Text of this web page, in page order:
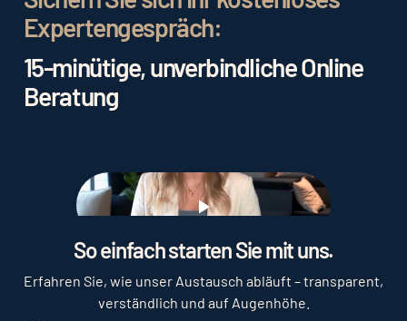
Expertengespräch:
15-minütige, unverbindliche Online
Beratung
Play
So einfach starten Sie mit uns.
Erfahren Sie, wie unser Austausch abläuft – transparent,
verständlich und auf Augenhöhe.